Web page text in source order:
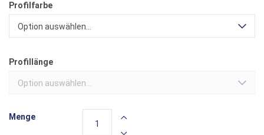
Profilfarbe
Option auswählen...
Profillänge
Option auswählen...
Menge